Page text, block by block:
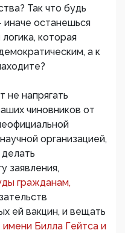
Так что будь
иначе останешься
которая
а к
не напрягать
чиновников от
организацией,
заявления,
гражданам,
ей вакцин, и вещать
имени Билла Гейтса и